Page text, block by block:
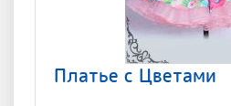
Платье с Цветами